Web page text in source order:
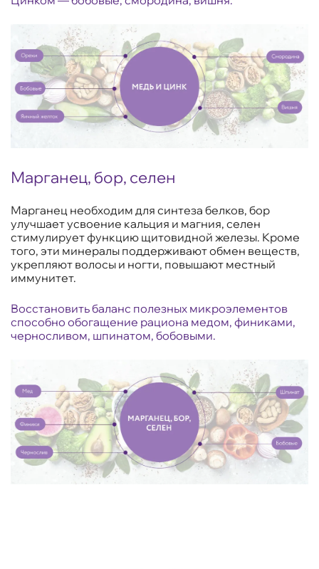
Марганец, бор, селен
Марганец необходим для синтеза белков, бор
улучшает усвоение кальция и магния, селен
стимулирует функцию щитовидной железы. Кроме
того, эти минералы поддерживают обмен веществ,
укрепляют волосы и ногти, повышают местный
иммунитет.
Восстановить баланс полезных микроэлементов
способно обогащение рациона медом, финиками,
черносливом, шпинатом, бобовыми.